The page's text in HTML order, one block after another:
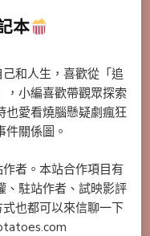
本
和人生，喜歡從「追
，小編喜歡帶觀眾探索
也愛看燒腦懸疑劇瘋狂
關係圖。
者。本站合作項目有
、駐站作者、試映影評
也都可以來信聊一下